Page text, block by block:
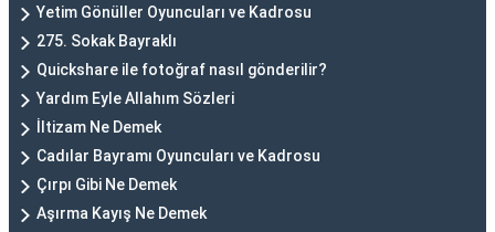
Yetim Gönüller Oyuncuları ve Kadrosu
275. Sokak Bayraklı
Quickshare ile fotoğraf nasıl gönderilir?
Yardım Eyle Allahım Sözleri
İltizam Ne Demek
Cadılar Bayramı Oyuncuları ve Kadrosu
Çırpı Gibi Ne Demek
Aşırma Kayış Ne Demek